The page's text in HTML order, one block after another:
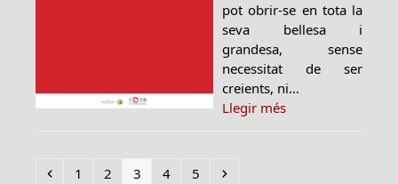
pot obrir-se en tota la
seva bellesa i
grandesa, sense
necessitat de ser
creients, ni…
Llegir més
Previous
Page
1 Page
2 Page
3 Page
4 Page
5 Next